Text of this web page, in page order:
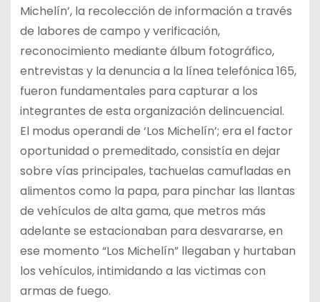
Michelín’, la recolección de información a través
de labores de campo y verificación,
reconocimiento mediante álbum fotográfico,
entrevistas y la denuncia a la línea telefónica 165,
fueron fundamentales para capturar a los
integrantes de esta organización delincuencial.
El modus operandi de ‘Los Michelín’; era el factor
oportunidad o premeditado, consistía en dejar
sobre vías principales, tachuelas camufladas en
alimentos como la papa, para pinchar las llantas
de vehículos de alta gama, que metros más
adelante se estacionaban para desvararse, en
ese momento “Los Michelín” llegaban y hurtaban
los vehículos, intimidando a las victimas con
armas de fuego.